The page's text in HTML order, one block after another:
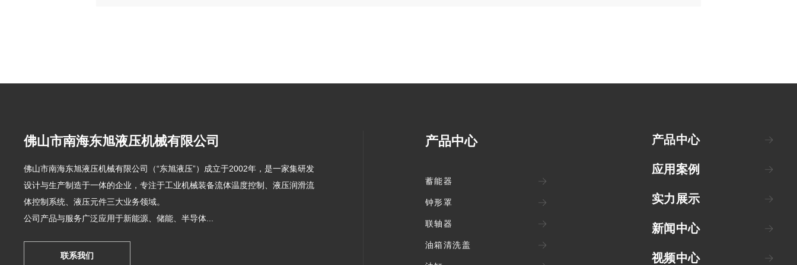
佛山市南海东旭液压机械有限公司
佛山市南海东旭液压机械有限公司（“东旭液压”）成立于2002年，是一家集研发
设计与生产制造于一体的企业，专注于工业机械装备流体温度控制、液压润滑流
体控制系统、液压元件三大业务领域。
公司产品与服务广泛应用于新能源、储能、半导体...
联系我们
产品中心
蓄能器
钟形罩
联轴器
油箱清洗盖
产品中心
应用案例
实力展示
新闻中心
视频中心